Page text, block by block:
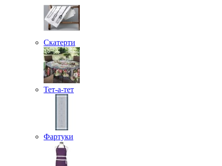
Скатерти
Тет-а-тет
Фартуки